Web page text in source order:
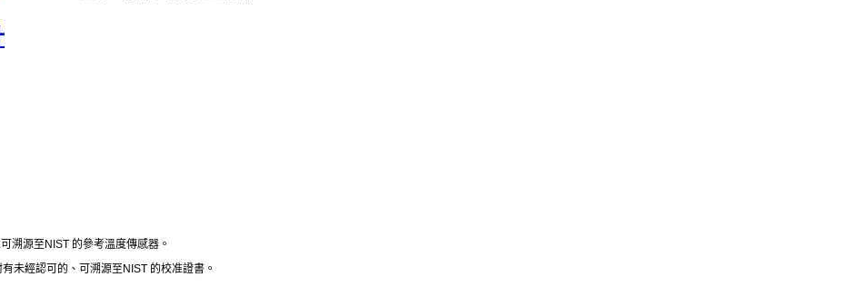
溯源至NIST 的參考溫度傳感器。
未經認可的、可溯源至NIST 的校准證書。